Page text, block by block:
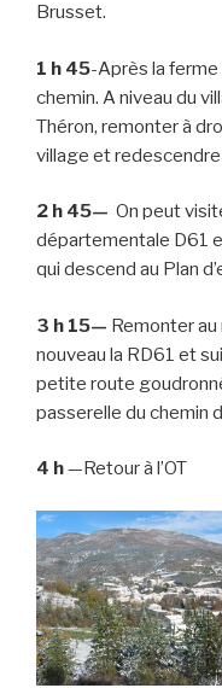
Brusset.
1 h 45-Après la
chemin. A niveau du
Théron, remonter à
village et redescendre
2 h 45— On peut
départementale D61
qui descend au Plan
3 h 15— Remonter
nouveau la RD61 et
petite route
passerelle du chemin
4 h—Retour à l’OT